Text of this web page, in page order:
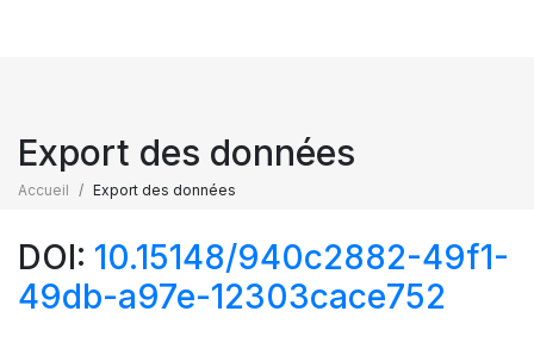
Export des données
Accueil Export des données
DOI: 10.15148/940c2882-49f1-
49db-a97e-12303cace752